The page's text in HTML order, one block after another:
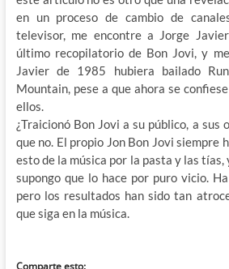
en un proceso de cambio de
televisor, me encontre a Jorge
último recopilatorio de Bon Jovi, y
Javier de 1985 hubiera bailado
Mountain, pese a que ahora se
ellos.
¿Traicionó Bon Jovi a su público, a sus
que no. El propio Jon Bon Jovi siempre
esto de la música por la pasta y las
supongo que lo hace por puro vicio.
pero los resultados han sido tan
que siga en la música.
Comparte esto: